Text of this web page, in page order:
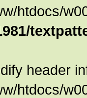
htdocs/
header
htdocs/